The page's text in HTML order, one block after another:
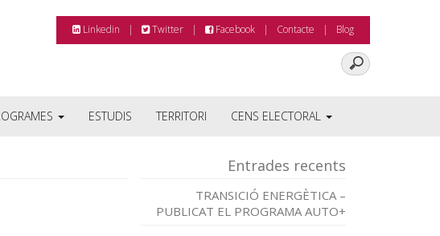
Linkedin Twitter Facebook Contacte Blog
ESTUDIS TERRITORI CENS ELECTORAL
Entrades recents
TRANSICIÓ ENERGÈTICA –
PUBLICAT EL PROGRAMA AUTO+